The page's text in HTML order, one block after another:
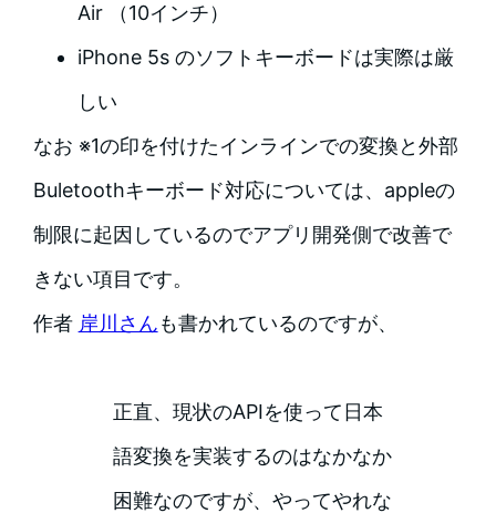
Air （10インチ）
iPhone 5s のソフトキーボードは実際は厳
しい
なお ※1の印を付けたインラインでの変換と外部
Buletoothキーボード対応については、appleの
制限に起因しているのでアプリ開発側で改善で
きない項目です。
作者 岸川さんも書かれているのですが、
正直、現状のAPIを使って日本
語変換を実装するのはなかなか
困難なのですが、やってやれな